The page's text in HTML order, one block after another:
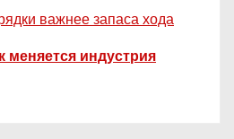
важнее запаса хода
меняется индустрия